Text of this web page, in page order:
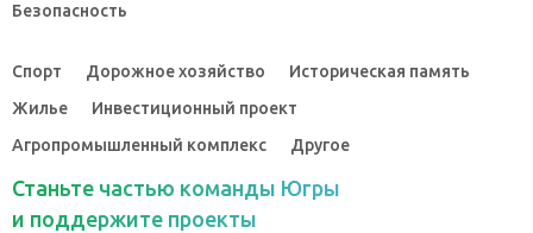
Безопасность
Спорт Дорожное хозяйство
Историческая память
Жилье
Инвестиционный проект
Агропромышленный комплекс
Другое
Станьте частью команды Югры
и поддержите проекты